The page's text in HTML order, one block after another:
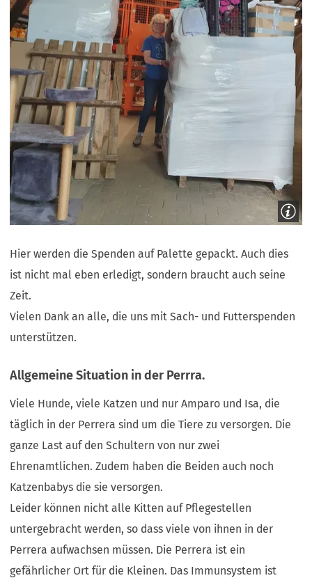
Hier werden die Spenden auf Palette gepackt. Auch dies
ist nicht mal eben erledigt, sondern braucht auch seine
Zeit.
Vielen Dank an alle, die uns mit Sach- und Futterspenden
unterstützen.
Allgemeine Situation in der Perrra.
Viele Hunde, viele Katzen und nur Amparo und Isa, die
täglich in der Perrera sind um die Tiere zu versorgen. Die
ganze Last auf den Schultern von nur zwei
Ehrenamtlichen. Zudem haben die Beiden auch noch
Katzenbabys die sie versorgen.
Leider können nicht alle Kitten auf Pflegestellen
untergebracht werden, so dass viele von ihnen in der
Perrera aufwachsen müssen. Die Perrera ist ein
gefährlicher Ort für die Kleinen. Das Immunsystem ist